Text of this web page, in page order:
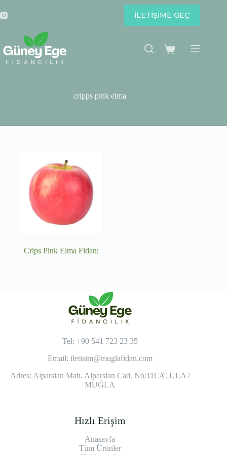
to
content
İLETİŞİME GEÇ
Shopping
cripps pink elma
Crips Pink Elma Fidanı
Tel: +90 541 723 23 35
Email: iletisim@muglafidan.com
Adres: Alparslan Mah. Alparslan Cad. No:11C/C ULA /
MUĞLA
Hızlı Erişim
Anasayfa
Tüm Ürünler